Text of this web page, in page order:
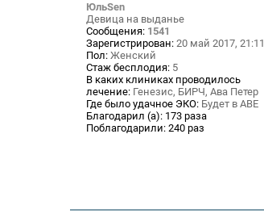
ЮльSen
Девица на выданье
Сообщения: 1541
Зарегистрирован: 20 май 2017, 21:11
Пол: Женский
Стаж бесплодия: 5
В каких клиниках проводилось
лечение: Генезис, БИРЧ, Ава Петер
Где было удачное ЭКО: Будет в АВЕ
Благодарил (а): 173 раза
Поблагодарили: 240 раз